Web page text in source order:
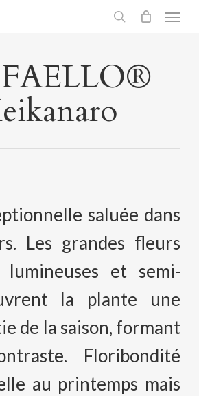
Menu
saluée dans
Les grandes fleurs
lumineuses et semi-
la plante une
de la saison, formant
Floribondité
au printemps mais